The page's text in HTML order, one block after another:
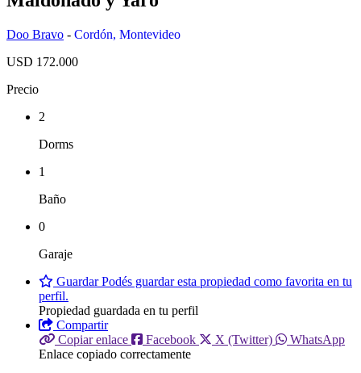
Doo Bravo - Cordón, Montevideo
USD 172.000
Precio
2
Dorms
1
Baño
0
Garaje
GuardarPodés guardar esta propiedad como favorita en tu
perfil.
Propiedad guardada en tu perfil
Compartir
Copiar enlace
Facebook X (Twitter)
WhatsApp
Enlace copiado correctamente